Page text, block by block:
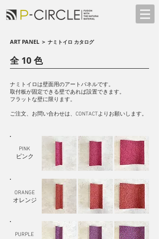
ART PANEL ＞ ナミトイロ カタログ
オレンジ
ORANGE
PURPLE
全 10 色
ナミトイロは壁面用のアートパネルです。
取付板が固定できる壁であれば設置できます。
フラットな壁に限ります。
​ご注文、お問い合わせは、CONTACTより​お願いします。
ピンク
PINK